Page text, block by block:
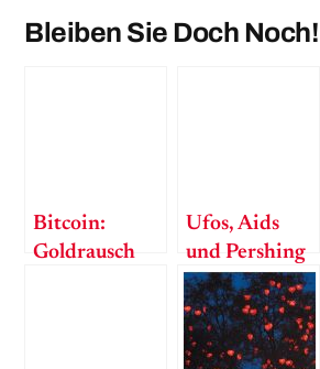
Bleiben Sie Doch Noch!
Bitcoin:
Goldrausch
Ufos, Aids
und Pershing
II